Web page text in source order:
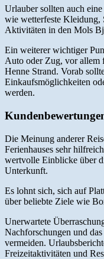
Urlauber sollten auch eine
wie wetterfeste
Aktivitäten in den Mols
Ein weiterer wichtiger
Auto oder Zug, vor allem
Henne Strand. Vorab
Einkaufsmöglichkeiten
werden.
Die Meinung anderer
Ferienhauses sehr
wertvolle Einblicke über
Unterkunft.
Es lohnt sich, sich auf
über beliebte Ziele wie
Unerwartete
Nachforschungen und
vermeiden.
Freizeitaktivitäten und